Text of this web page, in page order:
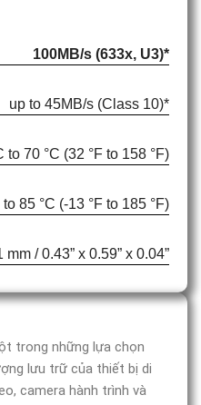
trong những lựa chọn
lưu trữ của thiết bị di
camera hành trình và
100MB/s (633x, U3)*
up to 45MB/s (Class 10)*
to 70 °C (32 °F to 158 °F)
to 85 °C (-13 °F to 185 °F)
/ 0.43” x 0.59” x 0.04”